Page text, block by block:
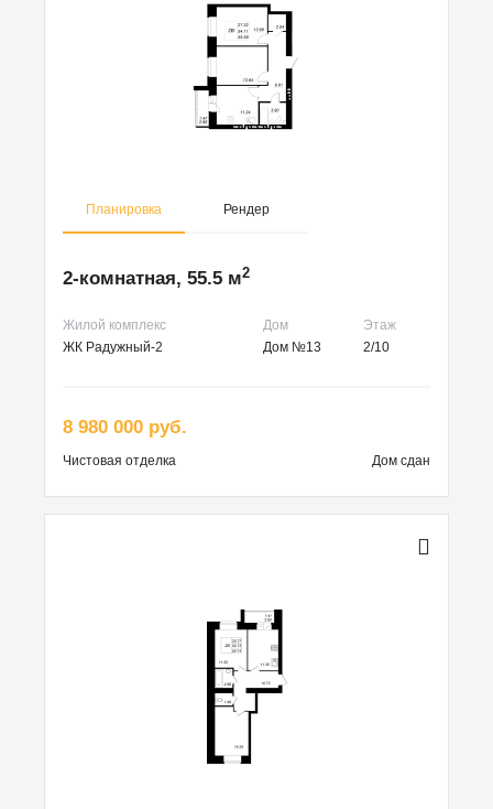
Планировка Рендер
2-комнатная, 55.5 м2
Жилой комплекс Дом
Этаж
ЖК Радужный-2
Дом №13 2/10
8 980 000 руб.
Чистовая отделка Дом сдан